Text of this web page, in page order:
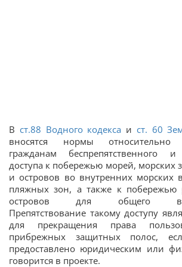
В ст.88 Водного кодекса и ст. 60
вносятся нормы относительно
гражданам беспрепятственного и
доступа к побережью морей, морских
и островов во внутренних морских
пляжных зон, а также к побережью
островов для общего
Препятствование такому доступу
для прекращения права
прибрежных защитных полос,
предоставлено юридическим или
говорится в проекте.